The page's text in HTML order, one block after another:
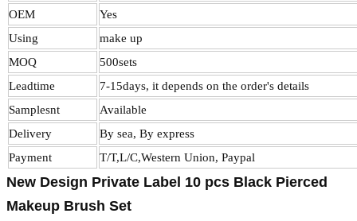
OEM
Yes
Using
make up
MOQ
500sets
Leadtime
7-15days, it depends on the order's details
Samplesnt
Available
Delivery
By sea, By express
Payment
T/T,L/C,Western Union, Paypal
New Design Private Label 10 pcs Black Pierced
Makeup Brush Set